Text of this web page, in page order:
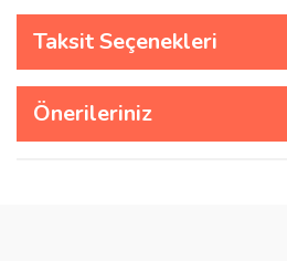
Taksit Seçenekleri
Önerileriniz